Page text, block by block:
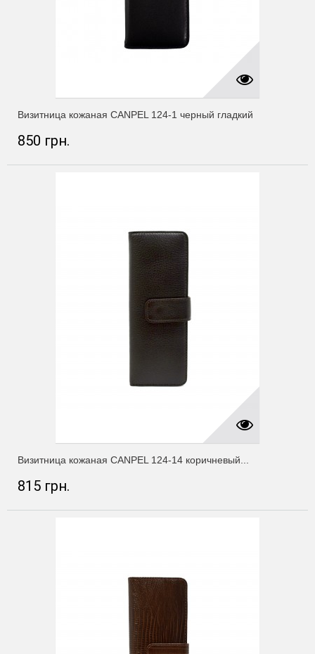
Визитница кожаная CANPEL 124-1 черный гладкий
850 грн.
Визитница кожаная CANPEL 124-14 коричневый...
815 грн.